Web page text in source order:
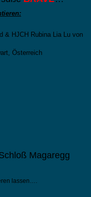
& HJCH Rubina Lia Lu von
Österreich
Magaregg
lassen….